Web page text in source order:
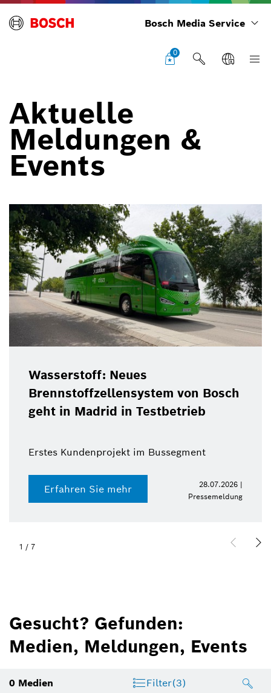
Bosch Media Service
0
Aktuelle
Meldungen &
Events
Wasserstoff: Neues
Brennstoffzellensystem von Bosch
geht in Madrid in Testbetrieb
Erstes Kundenprojekt im Bussegment
Erfahren Sie mehr
28.07.2026 |
Pressemeldung
1 / 7
Gesucht? Gefunden:
Medien, Meldungen, Events
0 Medien Filter(3)